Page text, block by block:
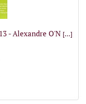
- Alexandre O'N [...]